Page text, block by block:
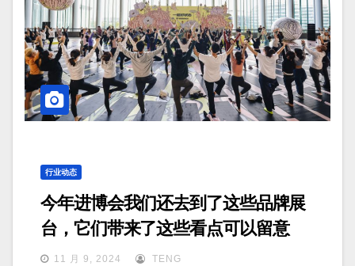
行业动态
今年进博会我们还去到了这些品牌展
台，它们带来了这些看点可以留意
11 月 9, 2024 TENG